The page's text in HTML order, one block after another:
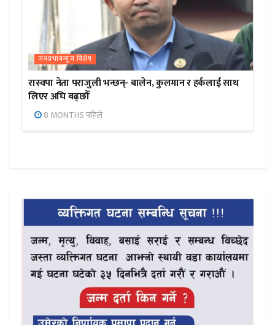
जनप्रभाबन्युज विशेष
रास्वपा नेता पराजुली भन्छन्- बालेन, कुलमान र हर्कलाई साथ
लिएर अघि बढ्छौँ
8 MONTHS पहिले